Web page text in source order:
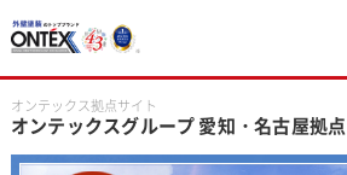
オンテックス拠点サイト
オンテックスグループ愛知・名古屋拠点